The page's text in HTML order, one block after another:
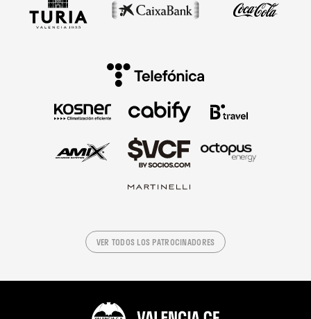
VER TODOS LOS PATROCINADORES